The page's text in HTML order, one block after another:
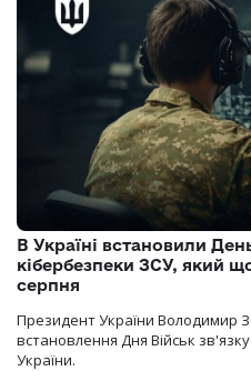
В Україні встановили
кібербезпеки ЗСУ, який
серпня
Президент України Володимир
встановлення Дня Військ
України.